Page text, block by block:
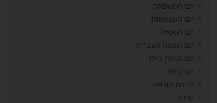
יום המשפחה
יום העצמאות
יום השואה
יום השפה העברית
יום זכויות הילד
יום כיפור
יחידת הוראה
יצירה